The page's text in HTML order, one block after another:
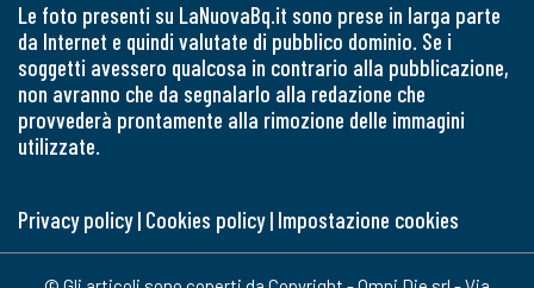
Le foto presenti su LaNuovaBq.it sono prese in larga parte
da Internet e quindi valutate di pubblico dominio. Se i
soggetti avessero qualcosa in contrario alla pubblicazione,
non avranno che da segnalarlo alla redazione che
provvederà prontamente alla rimozione delle immagini
utilizzate.
Privacy policy| Cookies policy| Impostazione cookies